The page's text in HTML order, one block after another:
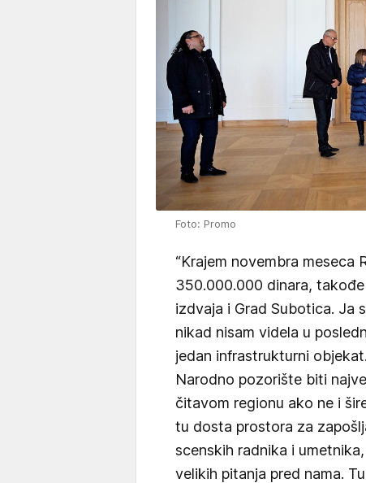
Foto: Promo
“Krajem novembra meseca
350.000.000 dinara,
izdvaja i Grad Subotica. Ja
nikad nisam videla u
jedan infrastrukturni
Narodno pozorište biti
čitavom regionu ako ne i
tu dosta prostora za
scenskih radnika i
velikih pitanja pred nama.